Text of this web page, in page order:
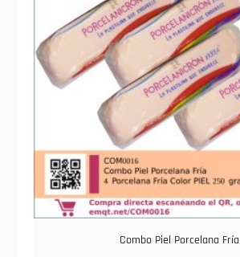
Combo Piel Porcelana Fría